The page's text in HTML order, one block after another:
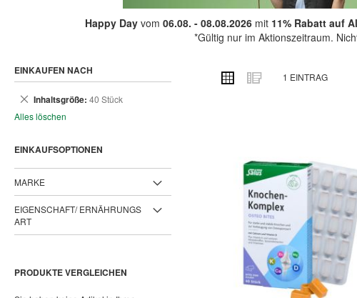
Happy Dayvom 06.08. - 08.08.2026mit 11% Rabatt auf
*Gültig nur im Aktionszeitraum.
ANSICHT
ALS
Raster Liste
1 EINTRAG
EINKAUFEN NACH
Inhaltsgröße 40 Stück
Dies
Alles löschen
EINKAUFSOPTIONEN
MARKE
EIGENSCHAFT/ ERNÄHRUNGS
ART
PRODUKTE VERGLEICHEN